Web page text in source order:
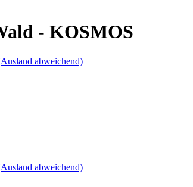
- KOSMOS
abweichend)
abweichend)